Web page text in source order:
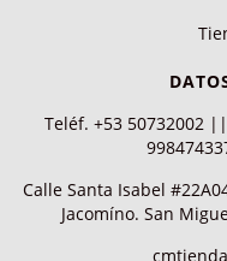
Teléf. +53 50732002
Calle Santa Isabel
Jacomíno. San